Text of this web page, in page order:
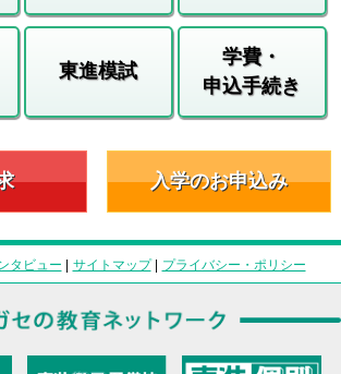
東進模試
学費・
申込手続き
入学のお申込み
タビュー | サイトマップ| プライバシー・ポリシー